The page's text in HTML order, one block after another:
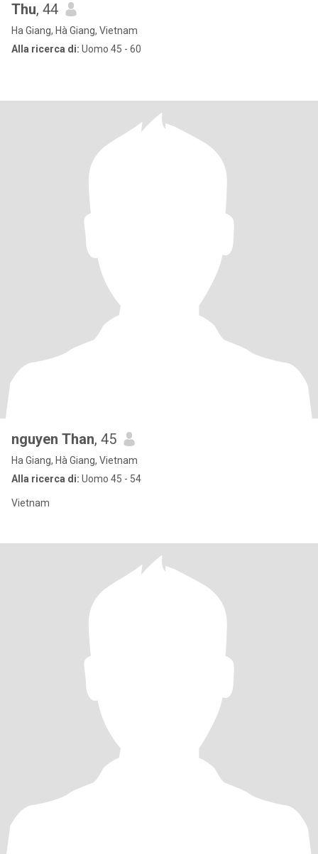
Thu, 44
Ha Giang, Hà Giang, Vietnam
Alla ricerca di: Uomo 45 - 60
nguyen Than, 45
Ha Giang, Hà Giang, Vietnam
Alla ricerca di: Uomo 45 - 54
Vietnam